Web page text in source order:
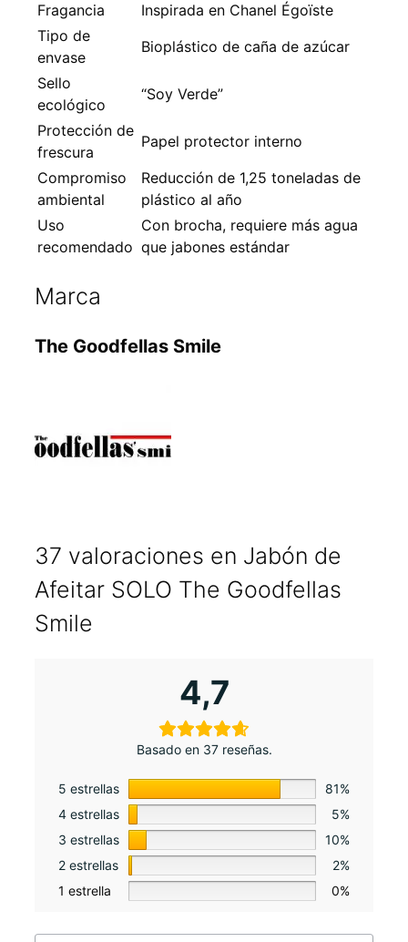
Fragancia
Inspirada en Chanel Égoïste
Tipo de
envase
Bioplástico de caña de azúcar
Sello
ecológico
“Soy Verde”
Protección de
frescura
Papel protector interno
Compromiso
ambiental
Reducción de 1,25 toneladas de
plástico al año
Uso
recomendado
Con brocha, requiere más agua
que jabones estándar
Marca
The Goodfellas Smile
37 valoraciones en Jabón de
Afeitar SOLO The Goodfellas
Smile
4,7
Basado en 37 reseñas.
5 estrellas
81%
4 estrellas
5%
3 estrellas
10%
2 estrellas
2%
1 estrella
0%